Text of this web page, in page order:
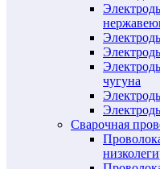
чугуна
Сварочная